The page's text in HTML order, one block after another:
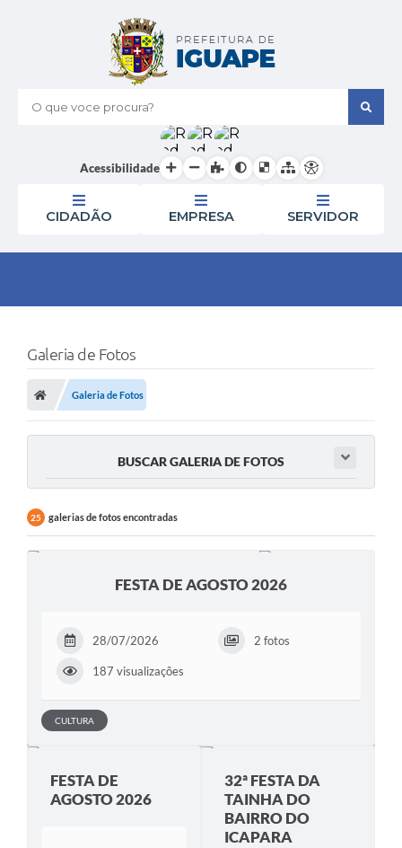
O que voce procura?
Acessibilidade
CIDADÃO EMPRESA SERVIDOR
Galeria de Fotos
Galeria de Fotos
BUSCAR GALERIA DE FOTOS
25 galerias de fotos encontradas
FESTA DE AGOSTO 2026
28/07/2026 2 fotos
187 visualizações
CULTURA
FESTA DE
AGOSTO 2026
32ª FESTA DA
TAINHA DO
BAIRRO DO
ICAPARA